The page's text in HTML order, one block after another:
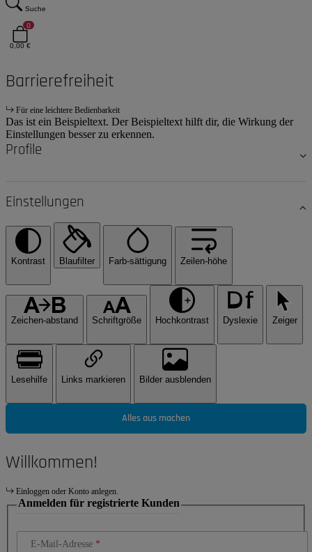
Suche
0
0,00 €
Barrierefreiheit
Für eine leichtere Bedienbarkeit
Das ist ein Beispieltext. Der Beispieltext hilft dir, die Wirkung der
Einstellungen besser zu erkennen.
Profile
Einstellungen
Kontrast Blaufilter Farb-sättigung Zeilen-höhe
Zeichen-abstand Schriftgröße Hochkontrast Dyslexie Zeiger
Lesehilfe Links markieren Bilder ausblenden
Alles aus machen
Willkommen!
Einloggen oder Konto anlegen.
Anmelden für registrierte Kunden
E-Mail-Adresse